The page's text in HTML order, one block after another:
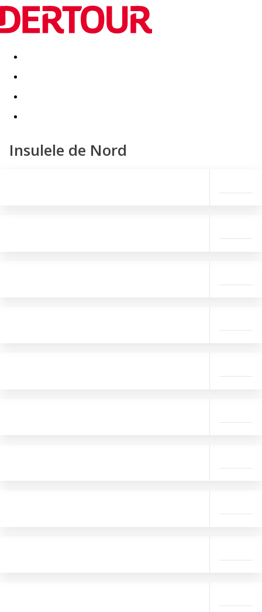
Destinatii Vacanta perfecta OFERTE DE NERATAT
Insulele de Nord